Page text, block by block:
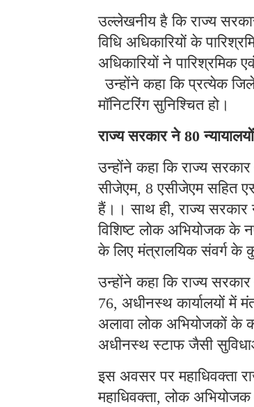
उल्लेखनीय है कि राज्य
विधि अधिकारियों के
अधिकारियों ने पारिश्रमिक
उन्होंने कहा कि प्रत्येक
मॉनिटरिंग सुनिश्चित हो।
राज्य सरकार ने 80
उन्होंने कहा कि राज्य
सीजेएम, 8एसीजेएम सहित
हैं।। साथ ही,राज्य
विशिष्ट लोक अभियोजक के
के लिए मंत्रालयिक संवर्ग के
उन्होंने कहा कि राज्य
76, अधीनस्थ कार्यालयों में
अलावा लोक अभियोजकों के
अधीनस्थ स्टाफ जैसी
इस अवसर पर महाधिवक्ता
महाधिवक्ता,लोक अभियोजक